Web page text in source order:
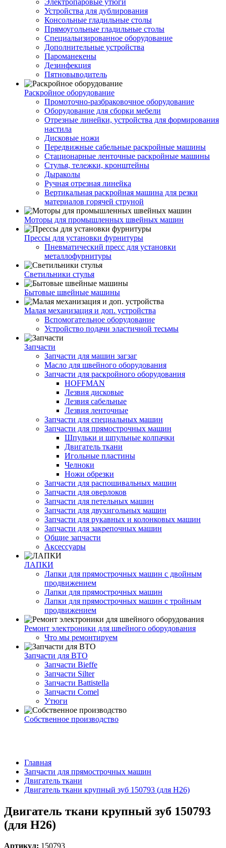
Устройства для дублирования
Консольные гладильные столы
Прямоугольные гладильные столы
Специальизированное оборудование
Дополнительные устройства
Пароманекены
Дезинфекция
Пятновыводитель
Раскройное оборудование
Промоточно-разбраковочное оборудование
Оборудование для сборки мебели
Отрезные линейки, устройства для формирования
настила
Дисковые ножи
Передвижные сабельные раскройные машины
Стационарные ленточные раскройные машины
Стулья, тележки, кронштейны
Дыраколы
Ручная отрезная линейка
Вертикальная раскройная машина для резки
материалов горячей струной
Моторы для промышленных швейных машин
Прессы для установки фурнитуры
Пневматический пресс для установки
металлофурнитуры
Светильники стулья
Бытовые швейные машины
Малая механизация и доп. устройства
Вспомогательное оборудование
Устройство подачи эластичной тесьмы
Запчасти
Запчасти для машин загзаг
Масло для швейного оборудования
Запчасти для раскройного оборудования
HOFFMAN
Лезвия дисковые
Лезвия сабельные
Лезвия ленточные
Запчасти для специальных машин
Запчасти для прямострочных машин
Шпульки и шпульные колпачки
Двигатель ткани
Игольные пластины
Челноки
Ножи обрезки
Запчасти для распошивальных машин
Запчасти для оверлоков
Запчасти для петельных машин
Запчасти для двухигольных машин
Запчасти для рукавных и колонковых машин
Запчасти для закрепочных машин
Общие запчасти
Аксессуары
ЛАПКИ
Лапки для прямострочных машин с двойным
продвижением
Лапки для прямострочных машин
Лапки для прямострочных машин с тройным
продвижением
Ремонт электроники для швейного оборудования
Что мы ремонтируем
Запчасти для ВТО
Запчасти Bieffe
Запчасти Silter
Запчасти Battistella
Запчасти Comel
Утюги
Собственное производство
Главная
Запчасти для прямострочных машин
Двигатель ткани
Двигатель ткани крупный зуб 150793 (для H26)
Двигатель ткани крупный зуб 150793
(для H26)
Артикул: 150793